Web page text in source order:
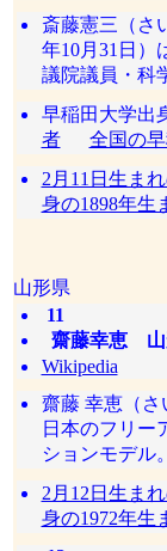
斎藤憲三（さ
年10月31日）
議院議員・科
早稲田大学
者
全国の
2月11日生まれ
身の1898年生
山形県
11
齋藤幸恵
Wikipedia
齋藤 幸恵（さ
日本のフリー
ションモデル
2月12日生まれ
身の1972年生